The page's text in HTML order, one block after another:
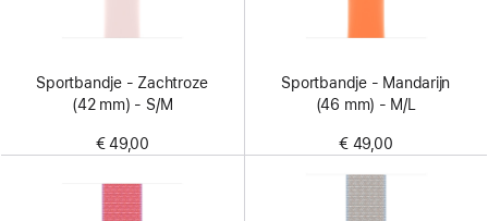
Sportbandje - Zachtroze
(42 mm) - S/M
€ 49,00
Sportbandje - Mandarijn
(46 mm) - M/L
€ 49,00